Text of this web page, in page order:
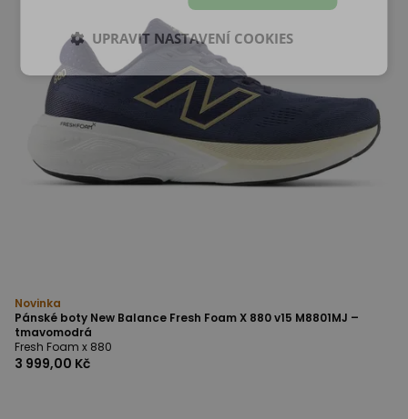
Novinka
Pánské boty New Balance Fresh Foam X 880 v15 M8801MJ –
tmavomodrá
Fresh Foam x 880
3 999,00 Kč
UPRAVIT NASTAVENÍ COOKIES